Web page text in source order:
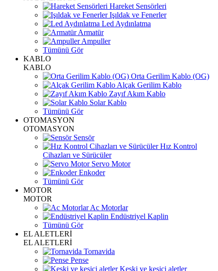
Hareket Sensörleri
Işıldak ve Fenerler
Led Aydınlatma
Armatür
Ampuller
Tümünü Gör
KABLO
KABLO
Orta Gerilim Kablo (OG)
Alçak Gerilim Kablo
Zayıf Akım Kablo
Solar Kablo
Tümünü Gör
OTOMASYON
OTOMASYON
Sensör
Hız Kontrol
Cihazları ve Sürücüler
Servo Motor
Enkoder
Tümünü Gör
MOTOR
MOTOR
Ac Motorlar
Endüstriyel Kaplin
Tümünü Gör
EL ALETLERİ
EL ALETLERİ
Tornavida
Pense
Keski ve kesici aletler